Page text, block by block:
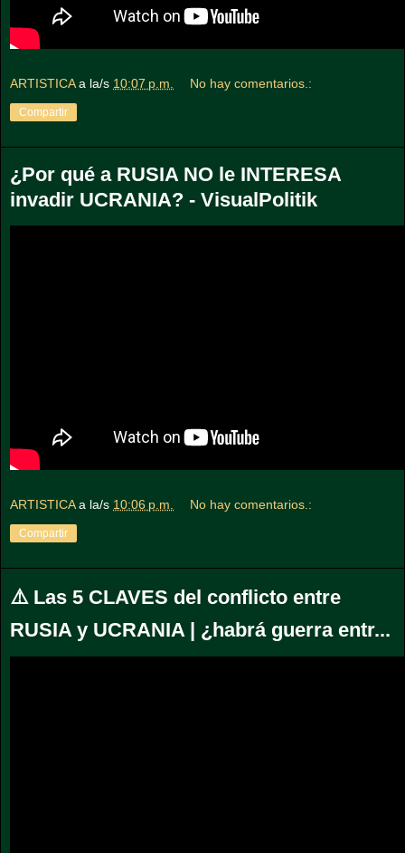
ARTISTICA a la/s 10:07 p.m. No hay comentarios.:
Compartir
¿Por qué a RUSIA NO le INTERESA
invadir UCRANIA? - VisualPolitik
ARTISTICA a la/s 10:06 p.m. No hay comentarios.:
Compartir
⚠️ Las 5 CLAVES del conflicto entre
RUSIA y UCRANIA | ¿habrá guerra entr...